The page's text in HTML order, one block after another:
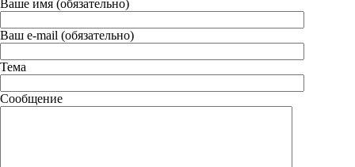
Ваше имя (обязательно)
Ваш e-mail (обязательно)
Тема
Сообщение